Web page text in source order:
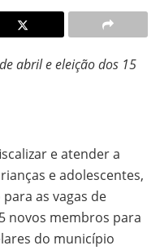
abril e eleição dos 15
e atender a
e adolescentes,
as vagas de
novos membros para
do município